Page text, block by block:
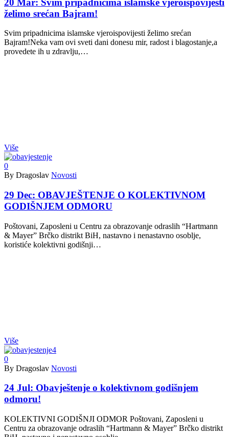
želimo srećan Bajram!
Svim pripadnicima islamske vjeroispovijesti želimo srećan
Bajram!Neka vam ovi sveti dani donesu mir, radost i blagostanje,a
provedete ih u zdravlju,…
Više
0
By Dragoslav Novosti
29 Dec: OBAVJEŠTENJE O KOLEKTIVNOM
GODIŠNJEM ODMORU
Poštovani, Zaposleni u Centru za obrazovanje odraslih “Hartmann
& Mayer” Brčko distrikt BiH, nastavno i nenastavno osoblje,
koristiće kolektivni godišnji…
Više
0
By Dragoslav Novosti
24 Jul: Obavještenje o kolektivnom godišnjem
odmoru!
KOLEKTIVNI GODIŠNJI ODMOR Poštovani, Zaposleni u
Centru za obrazovanje odraslih “Hartmann & Mayer” Brčko distrikt